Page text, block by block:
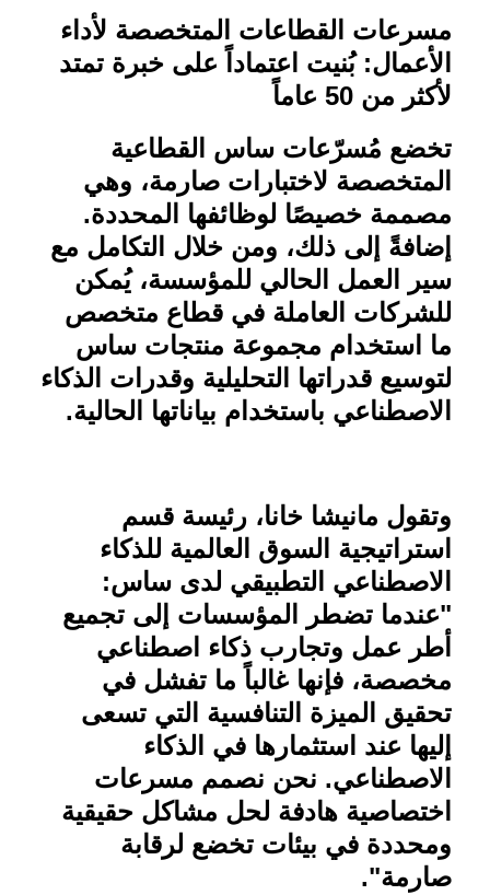
مسرعات القطاعات المتخصصة لأداء
الأعمال: بُنيت اعتماداً على خبرة تمتد
لأكثر من 50 عاماً
تخضع مُسرّعات ساس القطاعية
المتخصصة لاختبارات صارمة، وهي
مصممة خصيصًا لوظائفها المحددة.
إضافةً إلى ذلك، ومن خلال التكامل مع
سير العمل الحالي للمؤسسة، يُمكن
للشركات العاملة في قطاع متخصص
ما استخدام مجموعة منتجات ساس
لتوسيع قدراتها التحليلية وقدرات الذكاء
الاصطناعي باستخدام بياناتها الحالية.
وتقول مانيشا خانا، رئيسة قسم
استراتيجية السوق العالمية للذكاء
الاصطناعي التطبيقي لدى ساس:
"عندما تضطر المؤسسات إلى تجميع
أطر عمل وتجارب ذكاء اصطناعي
مخصصة، فإنها غالباً ما تفشل في
تحقيق الميزة التنافسية التي تسعى
إليها عند استثمارها في الذكاء
الاصطناعي. نحن نصمم مسرعات
اختصاصية هادفة لحل مشاكل حقيقية
ومحددة في بيئات تخضع لرقابة
صارمة."